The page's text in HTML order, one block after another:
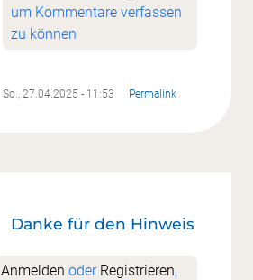
um Kommentare verfassen
zu können
So., 27.04.2025 - 11:53 Permalink
Danke für den Hinweis
Anmelden oder Registrieren,